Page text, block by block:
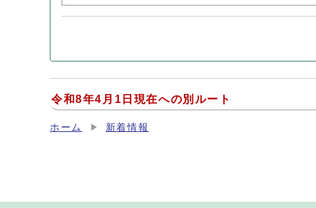
令和8年4月1日現在への別ルート
ホーム 新着情報